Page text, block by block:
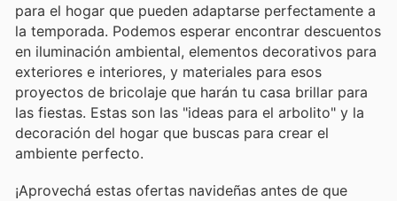
para el hogar que pueden adaptarse perfectamente a
la temporada. Podemos esperar encontrar descuentos
en iluminación ambiental, elementos decorativos para
exteriores e interiores, y materiales para esos
proyectos de bricolaje que harán tu casa brillar para
las fiestas. Estas son las "ideas para el arbolito" y la
decoración del hogar que buscas para crear el
ambiente perfecto.
¡Aprovechá estas ofertas navideñas antes de que